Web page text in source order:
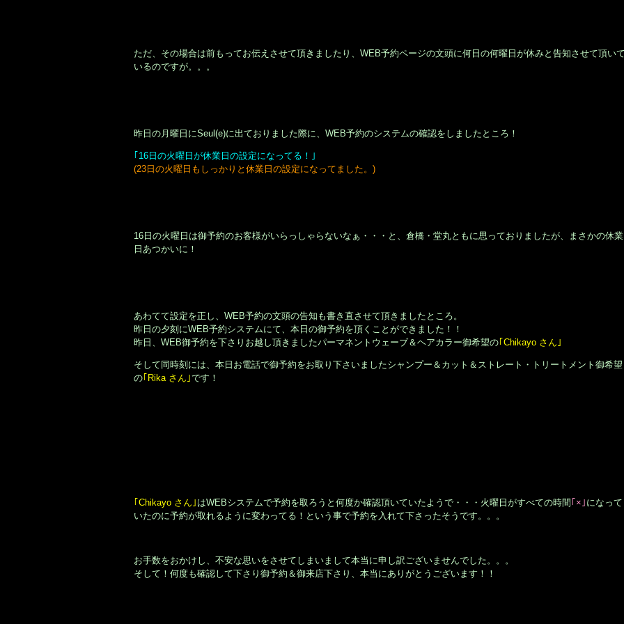
ただ、その場合は前もってお伝えさせて頂きましたり、WEB予約ページの文頭に何日の何曜日が休みと告知させて頂い
いるのですが。。。
昨日の月曜日にSeul(e)に出ておりました際に、WEB予約のシステムの確認をしましたところ！
｢16日の火曜日が休業日の設定になってる！｣
(23日の火曜日もしっかりと休業日の設定になってました。)
16日の火曜日は御予約のお客様がいらっしゃらないなぁ・・・と、倉橋・堂丸ともに思っておりましたが、まさかの休業
日あつかいに！
あわてて設定を正し、WEB予約の文頭の告知も書き直させて頂きましたところ。
昨日の夕刻にWEB予約システムにて、本日の御予約を頂くことができました！！
昨日、WEB御予約を下さりお越し頂きましたパーマネントウェーブ＆ヘアカラー御希望の｢Chikayo さん｣
そして同時刻には、本日お電話で御予約をお取り下さいましたシャンプー＆カット＆ストレート・トリートメント御希望
の｢Rika さん｣です！
｢Chikayo さん｣ はWEBシステムで予約を取ろうと何度か確認頂いていたようで・・・火曜日がすべての時間 ｢×｣ になって
いたのに予約が取れるように変わってる！という事で予約を入れて下さったそうです。。。
お手数をおかけし、不安な思いをさせてしまいまして本当に申し訳ございませんでした。。。
そして！何度も確認して下さり御予約＆御来店下さり、本当にありがとうございます！！